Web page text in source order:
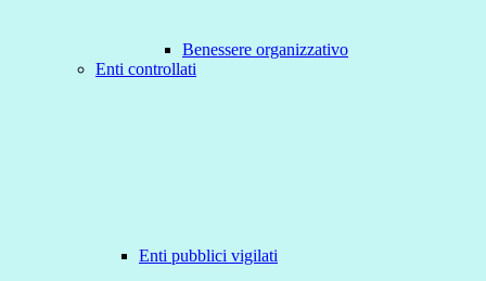
Benessere organizzativo
Enti controllati
Enti pubblici vigilati